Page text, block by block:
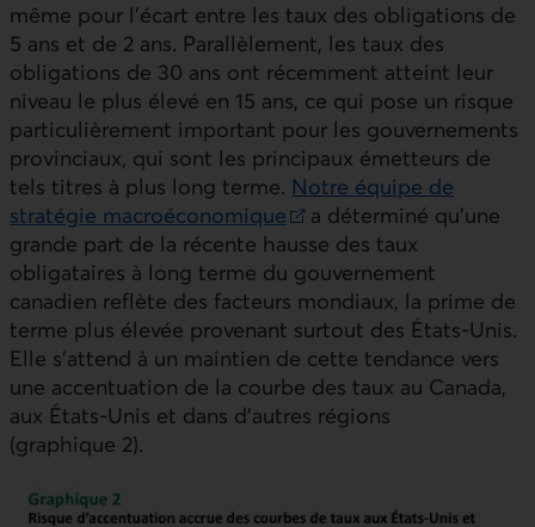
même pour l’écart entre les taux des obligations de
5 ans et de 2 ans. Parallèlement, les taux des
obligations de 30 ans ont récemment atteint leur
niveau le plus élevé en 15 ans, ce qui pose un risque
particulièrement important pour les gouvernements
provinciaux, qui sont les principaux émetteurs de
tels titres à plus long terme. Notre équipe de
stratégie macroéconomique
Lien externe au site.
a déterminé qu’une
grande part de la récente hausse des taux
obligataires à long terme du gouvernement
canadien reflète des facteurs mondiaux, la prime de
terme plus élevée provenant surtout des États‑Unis.
Elle s’attend à un maintien de cette tendance vers
une accentuation de la courbe des taux au Canada,
aux États‑Unis et dans d’autres régions
(graphique 2).